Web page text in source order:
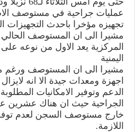
عمليات جراحية في مستوصف
تجهيزه مؤخرا باحدث التجهيزات
مشيرا الى ان المستوصف الحالي
المركزية يعد الاول من نوعه
اليمنية
مشيرا الى ان المستوصف ورغم
اجهزة ومعدات جيدة الا انه
الدعم وتوفير الامكانيات
الجراحية حيث ان هناك عشرين
خارج مستوصف السجن لعدم توفر
اللازمة.